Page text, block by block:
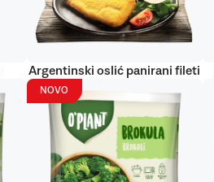
Argentinski oslić panirani fileti
NOVO